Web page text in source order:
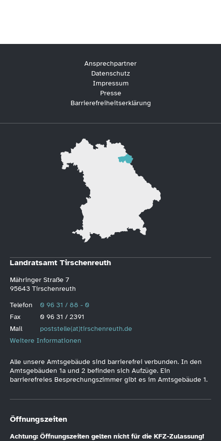
Ansprechpartner
Datenschutz
Impressum
Presse
Barrierefreiheitserklärung
Landratsamt Tirschenreuth
Mähringer Straße 7
95643 Tirschenreuth
Telefon
0 96 31 / 88 - 0
Fax
0 96 31 / 2391
Mail
poststelle(at)tirschenreuth.de
Weitere Informationen
Alle unsere Amtsgebäude sind barrierefrei verbunden. In den
Amtsgebäuden 1a und 2 befinden sich Aufzüge. Ein
barrierefreies Besprechungszimmer gibt es im Amtsgebäude 1.
Öffnungszeiten
Achtung: Öffnungszeiten gelten nicht für die KFZ-Zulassung!